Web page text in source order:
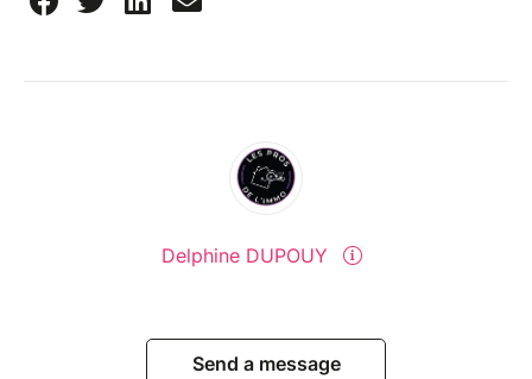
Delphine DUPOUY
Send a message